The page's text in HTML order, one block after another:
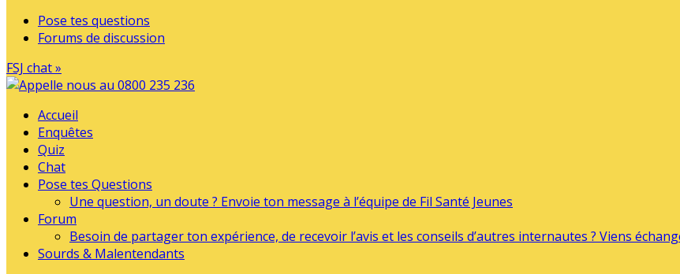
Pose tes questions
Forums de discussion
FSJ chat »
Accueil
Enquêtes
Quiz
Chat
Pose tes Questions
Une question, un doute ? Envoie ton message à l’équipe de Fil Santé Jeunes
Forum
Besoin de partager ton expérience, de recevoir l’avis et les conseils d’autres internautes ? Viens
Sourds & Malentendants